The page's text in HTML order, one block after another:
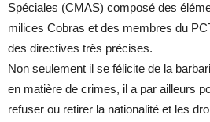
Spéciales (CMAS) composé des
milices Cobras et des membres du
des directives très précises.
Non seulement il se félicite de la
en matière de crimes, il a par ailleurs
refuser ou retirer la nationalité et les